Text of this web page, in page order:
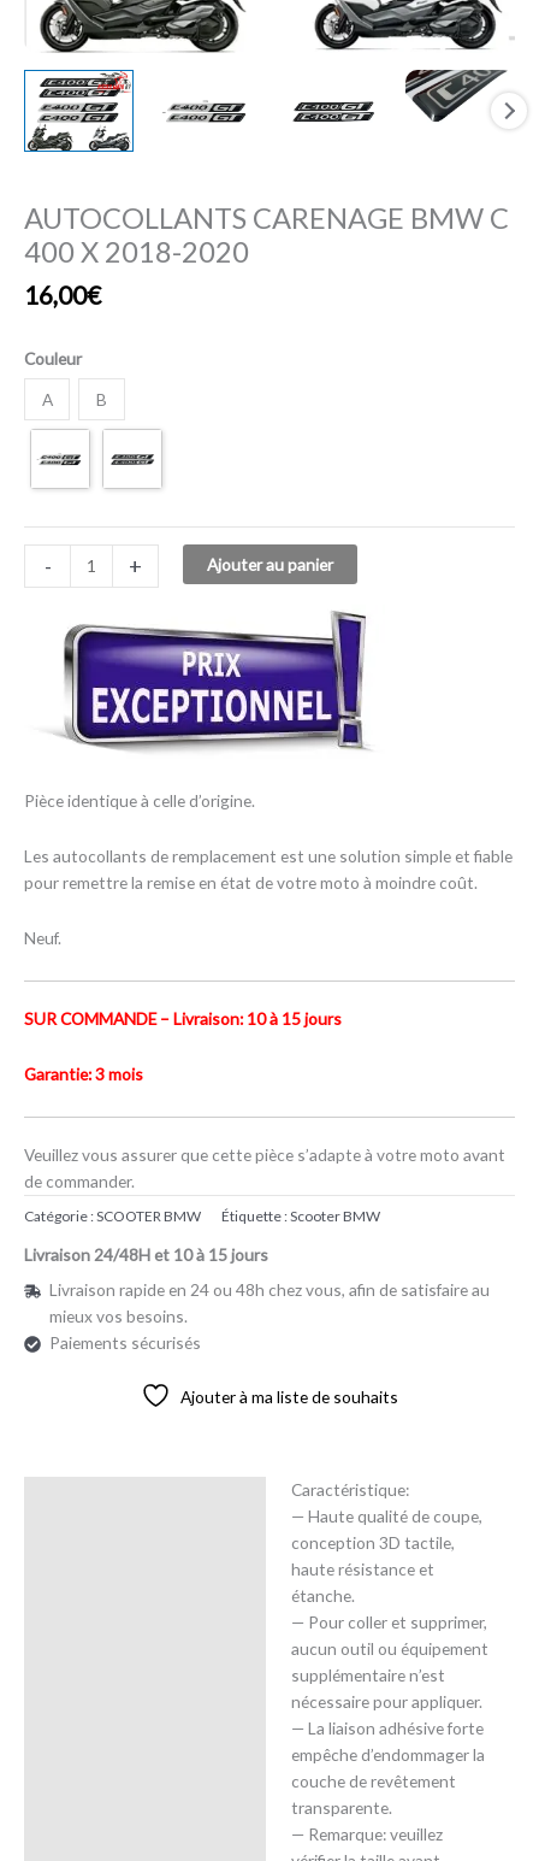
AUTOCOLLANTS CARENAGE BMW C
400 X 2018-2020
16,00€
Couleur
A
B
- + Ajouter au panier
Pièce identique à celle d’origine.
Les autocollants de remplacement est une solution simple et fiable
pour remettre la remise en état de votre moto à moindre coût.
Neuf.
SUR COMMANDE – Livraison: 10 à 15 jours
Garantie: 3 mois
Veuillez vous assurer que cette pièce s’adapte à votre moto avant
de commander.
Catégorie :SCOOTER BMW Étiquette :Scooter BMW
Livraison 24/48H et 10 à 15 jours
Livraison rapide en 24 ou 48h chez vous, afin de satisfaire au
mieux vos besoins.
Paiements sécurisés
Ajouter à ma liste de souhaits
Caractéristique:
— Haute qualité de coupe,
conception 3D tactile,
haute résistance et
étanche.
— Pour coller et supprimer,
aucun outil ou équipement
supplémentaire n’est
nécessaire pour appliquer.
— La liaison adhésive forte
empêche d’endommager la
couche de revêtement
transparente.
— Remarque: veuillez